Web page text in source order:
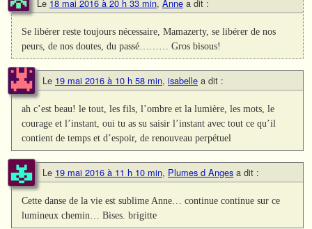
Le 18 mai 2016 à 20 h 33 min, Anne a dit :
Se libérer reste toujours nécessaire, Mamazerty, se libérer de nos
peurs, de nos doutes, du passé……… Gros bisous!
Le 19 mai 2016 à 10 h 58 min, isabelle a dit :
ah c’est beau! le tout, les fils, l’ombre et la lumière, les mots, le
courage et l’instant, oui tu as su saisir l’instant avec tout ce qu’il
contient de temps et d’espoir, de renouveau perpétuel
Le 19 mai 2016 à 11 h 10 min, Plumes d Anges a dit :
Cette danse de la vie est sublime Anne… continue continue sur ce
lumineux chemin… Bises. brigitte